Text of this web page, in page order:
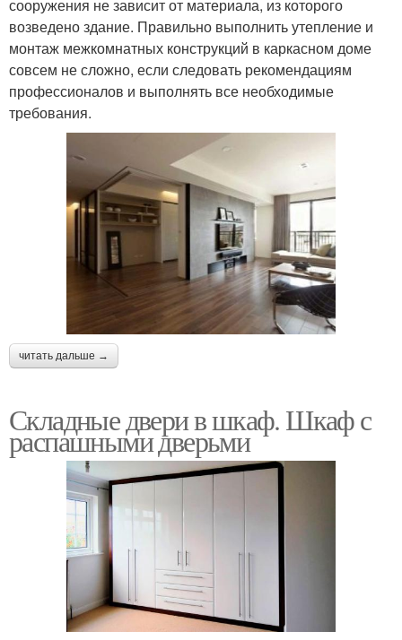
сооружения не зависит от материала, из которого
возведено здание. Правильно выполнить утепление и
монтаж межкомнатных конструкций в каркасном доме
совсем не сложно, если следовать рекомендациям
профессионалов и выполнять все необходимые
требования.
читать дальше →
Складные двери в шкаф. Шкаф с
распашными дверьми